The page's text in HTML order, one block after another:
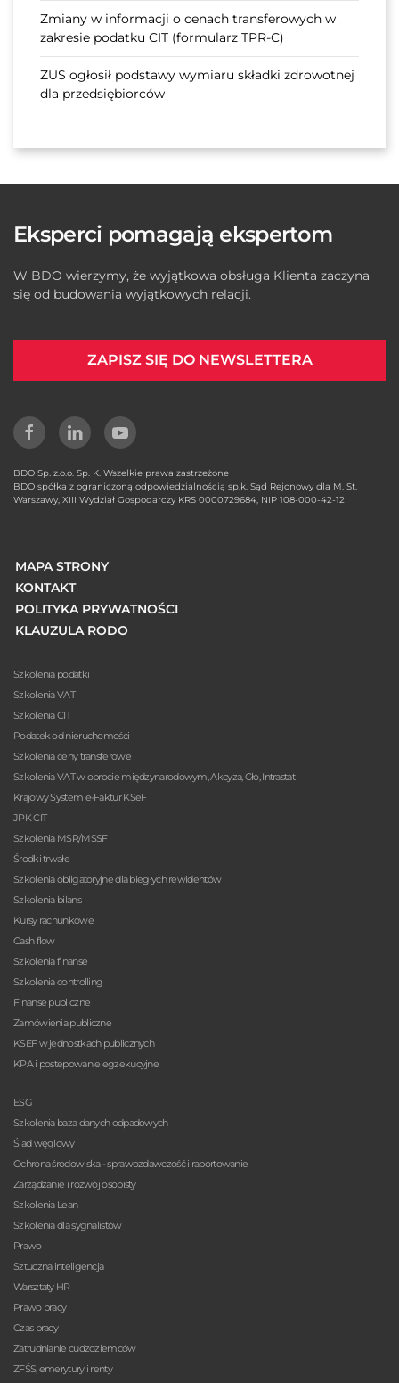
Zmiany w informacji o cenach transferowych w
zakresie podatku CIT (formularz TPR-C)
ZUS ogłosił podstawy wymiaru składki zdrowotnej
dla przedsiębiorców
Eksperci pomagają ekspertom
W BDO wierzymy, że wyjątkowa obsługa Klienta zaczyna
się od budowania wyjątkowych relacji.
ZAPISZ SIĘ DO NEWSLETTERA
BDO Sp. z.o.o. Sp. K. Wszelkie prawa zastrzeżone
BDO spółka z ograniczoną odpowiedzialnością sp.k. Sąd Rejonowy dla M. St.
Warszawy, XIII Wydział Gospodarczy KRS 0000729684, NIP 108-000-42-12
MAPA STRONY
KONTAKT
POLITYKA PRYWATNOŚCI
KLAUZULA RODO
Szkolenia podatki
Szkolenia VAT
Szkolenia CIT
Podatek od nieruchomości
Szkolenia ceny transferowe
Szkolenia VAT w obrocie międzynarodowym, Akcyza, Cło, Intrastat
Krajowy System e-Faktur KSeF
JPK CIT
Szkolenia MSR/MSSF
Środki trwałe
Szkolenia obligatoryjne dla biegłych rewidentów
Szkolenia bilans
Kursy rachunkowe
Cash flow
Szkolenia finanse
Szkolenia controlling
Finanse publiczne
Zamówienia publiczne
KSEF w jednostkach publicznych
KPA i postepowanie egzekucyjne
ESG
Szkolenia baza danych odpadowych
Ślad węglowy
Ochrona środowiska - sprawozdawczość i raportowanie
Zarządzanie i rozwój osobisty
Szkolenia Lean
Szkolenia dla sygnalistów
Prawo
Sztuczna inteligencja
Warsztaty HR
Prawo pracy
Czas pracy
Zatrudnianie cudzoziemców
ZFŚS, emerytury i renty